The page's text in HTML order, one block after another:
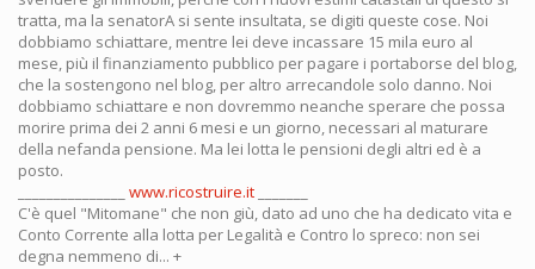
tratta, ma la senatorA si sente insultata, se digiti queste cose. Noi
dobbiamo schiattare, mentre lei deve incassare 15 mila euro al
mese, più il finanziamento pubblico per pagare i portaborse del blog,
che la sostengono nel blog, per altro arrecandole solo danno. Noi
dobbiamo schiattare e non dovremmo neanche sperare che possa
morire prima dei 2 anni 6 mesi e un giorno, necessari al maturare
della nefanda pensione. Ma lei lotta le pensioni degli altri ed è a
posto.
www.ricostruire.it
C'è quel "Mitomane" che non giù, dato ad uno che ha dedicato vita e
Conto Corrente alla lotta per Legalità e Contro lo spreco: non sei
degna nemmeno di... +